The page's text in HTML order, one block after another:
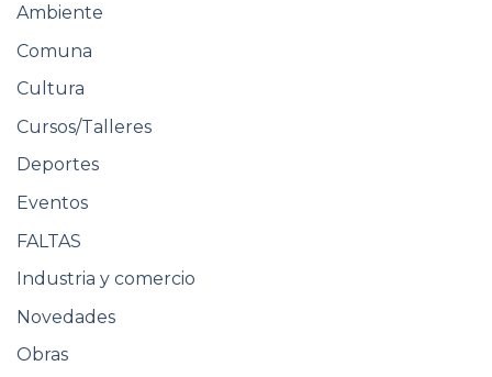
Ambiente
Comuna
Cultura
Cursos/Talleres
Deportes
Eventos
FALTAS
Industria y comercio
Novedades
Obras